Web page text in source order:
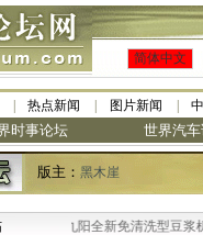
简体中文
热点新闻 图片新闻
时事论坛 世界汽
版主： 黑木崖
九阳全新免清洗型豆浆机